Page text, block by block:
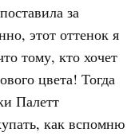
за
этот оттенок я
тому, кто хочет
цвета! Тогда
Палетт
как вспомню